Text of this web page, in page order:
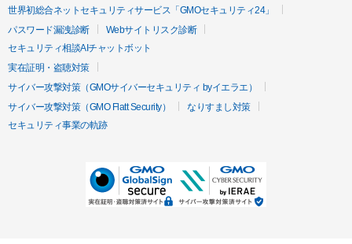
世界初総合ネットセキュリティサービス「GMOセキュリティ24」
パスワード漏洩診断
Webサイトリスク診断
セキュリティ相談AIチャットボット
実在証明・盗聴対策
サイバー攻撃対策（GMOサイバーセキュリティ byイエラエ）
サイバー攻撃対策（GMO Flatt Security）
なりすまし対策
セキュリティ事業の軌跡